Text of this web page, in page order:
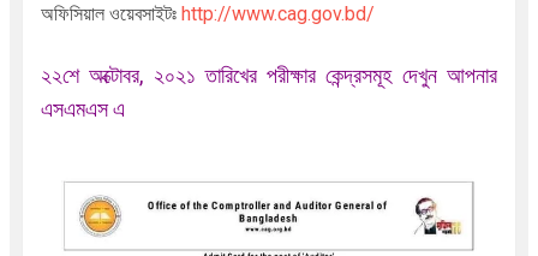
অফিসিয়াল ওয়েবসাইটঃ http://www.cag.gov.bd/
২২শে অক্টোবর, ২০২১ তারিখের পরীক্ষার কেন্দ্রসমূহ দেখুন আপনার
এসএমএস এ